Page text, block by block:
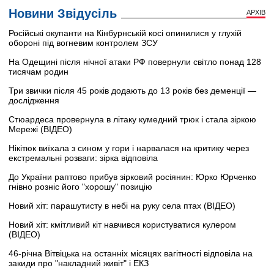
Новини Звідусіль АРХІВ
Російські окупанти на Кінбурнській косі опинилися у глухій
обороні під вогневим контролем ЗСУ
На Одещині після нічної атаки РФ повернули світло понад 128
тисячам родин
Три звички після 45 років додають до 13 років без деменції —
дослідження
Стюардеса провернула в літаку кумедний трюк і стала зіркою
Мережі (ВІДЕО)
Нікітюк виїхала з сином у гори і нарвалася на критику через
екстремальні розваги: зірка відповіла
До України раптово прибув зірковий росіянин: Юрко Юрченко
гнівно розніс його "хорошу" позицію
Новий хіт: парашутисту в небі на руку села птах (ВІДЕО)
Новий хіт: кмітливий кіт навчився користуватися кулером
(ВІДЕО)
46-річна Вітвіцька на останніх місяцях вагітності відповіла на
закиди про "накладний живіт" і ЕКЗ